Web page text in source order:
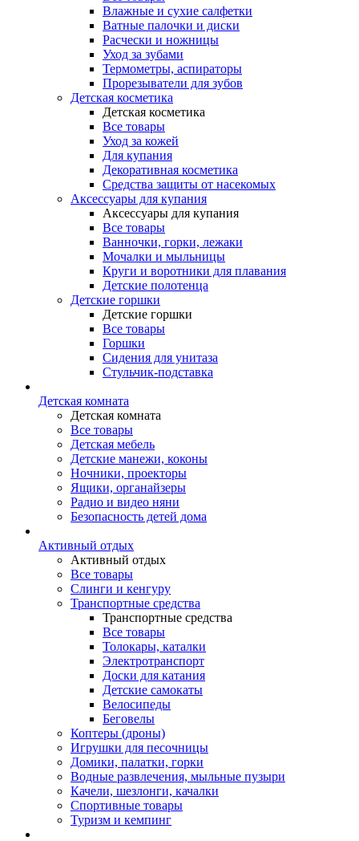
Влажные и сухие салфетки
Ватные палочки и диски
Расчески и ножницы
Уход за зубами
Термометры, аспираторы
Прорезыватели для зубов
Детская косметика
Детская косметика
Все товары
Уход за кожей
Для купания
Декоративная косметика
Средства защиты от насекомых
Аксессуары для купания
Аксессуары для купания
Все товары
Ванночки, горки, лежаки
Мочалки и мыльницы
Круги и воротники для плавания
Детские полотенца
Детские горшки
Детские горшки
Все товары
Горшки
Сидения для унитаза
Стульчик-подставка
Детская комната
Детская комната
Все товары
Детская мебель
Детские манежи, коконы
Ночники, проекторы
Ящики, органайзеры
Радио и видео няни
Безопасность детей дома
Активный отдых
Активный отдых
Все товары
Слинги и кенгуру
Транспортные средства
Транспортные средства
Все товары
Толокары, каталки
Электротранспорт
Доски для катания
Детские самокаты
Велосипеды
Беговелы
Коптеры (дроны)
Игрушки для песочницы
Домики, палатки, горки
Водные развлечения, мыльные пузыри
Качели, шезлонги, качалки
Спортивные товары
Туризм и кемпинг